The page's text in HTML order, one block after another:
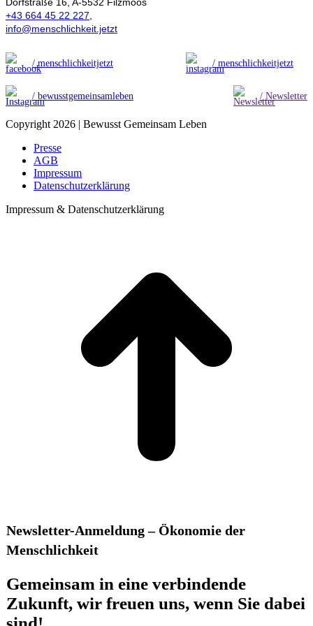
Dorfstraße 16, A-5532 Filzmoos
+43 664 45 22 227,
info@menschlichkeit.jetzt
/ menschlichkeitjetzt / menschlichkeitjetzt
/ bewusstgemeinsamleben / Newsletter
Copyright 2026 | Bewusst Gemeinsam Leben
Presse
AGB
Impressum
Datenschutzerklärung
Impressum & Datenschutzerklärung
Newsletter-Anmeldung – Ökonomie der
Menschlichkeit
Gemeinsam in eine verbindende
Zukunft, wir freuen uns, wenn Sie dabei